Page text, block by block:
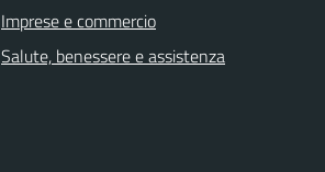
Imprese e commercio
Salute, benessere e assistenza